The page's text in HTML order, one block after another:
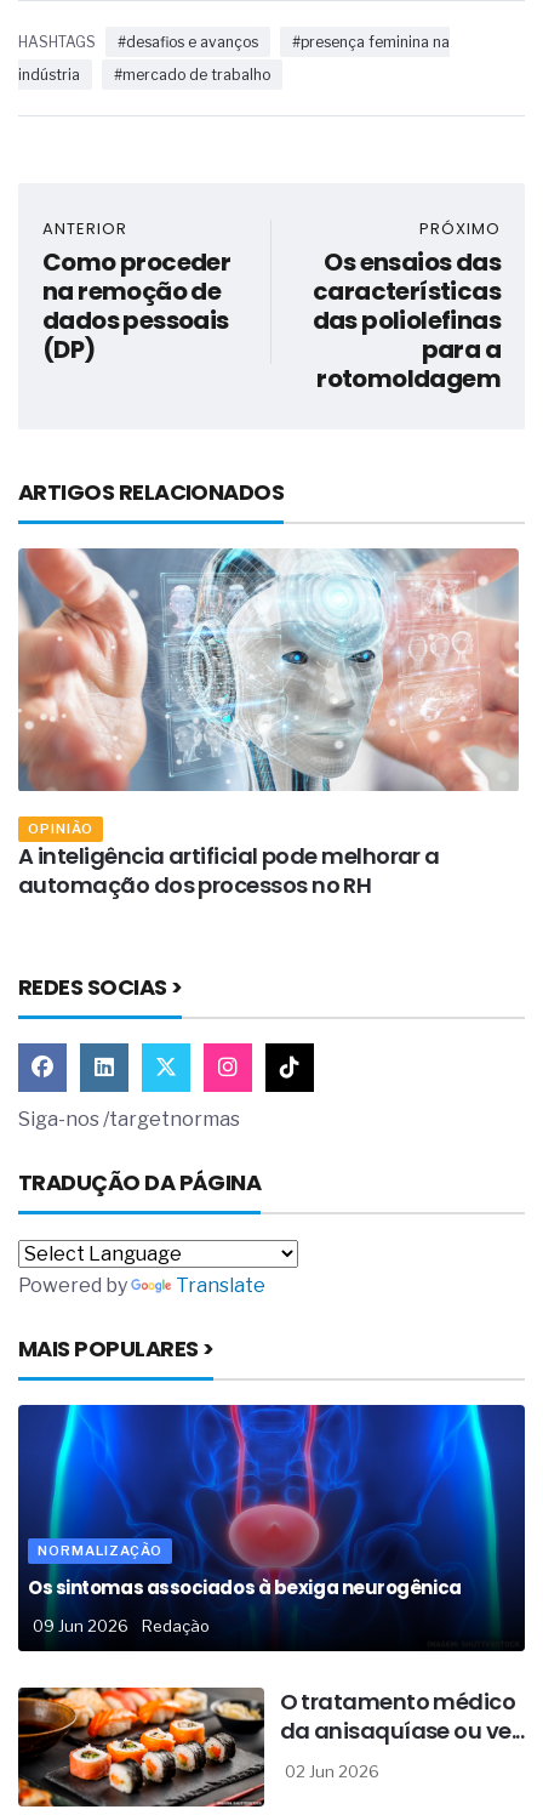
HASHTAGS #desafios e avanços
#presença feminina na
indústria
#mercado de trabalho
ANTERIOR
Como proceder
na remoção de
dados pessoais
(DP)
PRÓXIMO
Os ensaios das
características
das poliolefinas
para a
rotomoldagem
ARTIGOS RELACIONADOS
OPINIÃO
A inteligência artificial pode melhorar a
automação dos processos no RH
REDES SOCIAS >
Siga-nos /targetnormas
TRADUÇÃO DA PÁGINA
Powered by Translate
MAIS POPULARES >
NORMALIZAÇÃO
Os sintomas associados à bexiga neurogênica
09 Jun 2026 Redação
O tratamento médico
da anisaquíase ou ve...
02 Jun 2026